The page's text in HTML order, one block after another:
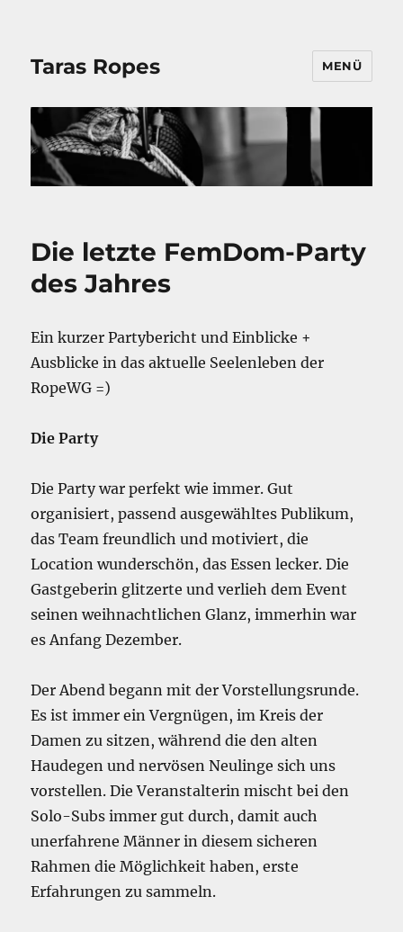
Taras Ropes MENÜ
Die letzte FemDom-Party
des Jahres
Ein kurzer Partybericht und Einblicke +
Ausblicke in das aktuelle Seelenleben der
RopeWG =)
Die Party
Die Party war perfekt wie immer. Gut
organisiert, passend ausgewähltes Publikum,
das Team freundlich und motiviert, die
Location wunderschön, das Essen lecker. Die
Gastgeberin glitzerte und verlieh dem Event
seinen weihnachtlichen Glanz, immerhin war
es Anfang Dezember.
Der Abend begann mit der Vorstellungsrunde.
Es ist immer ein Vergnügen, im Kreis der
Damen zu sitzen, während die den alten
Haudegen und nervösen Neulinge sich uns
vorstellen. Die Veranstalterin mischt bei den
Solo-Subs immer gut durch, damit auch
unerfahrene Männer in diesem sicheren
Rahmen die Möglichkeit haben, erste
Erfahrungen zu sammeln.